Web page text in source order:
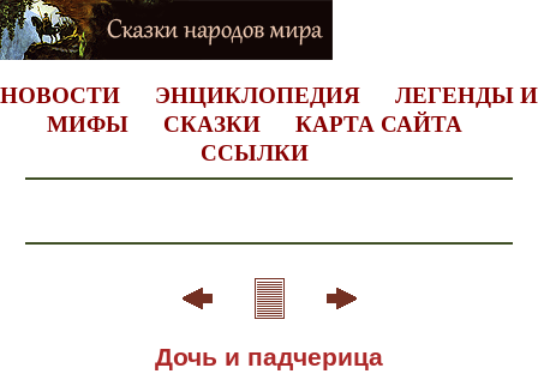
НОВОСТИ ЭНЦИКЛОПЕДИЯ
ЛЕГЕНДЫ И
МИФЫ
СКАЗКИ
КАРТА САЙТА
ССЫЛКИ
Дочь и падчерица